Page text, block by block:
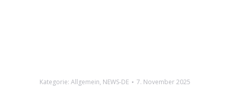
Kategorie: Allgemein, NEWS-DE 7. November 2025